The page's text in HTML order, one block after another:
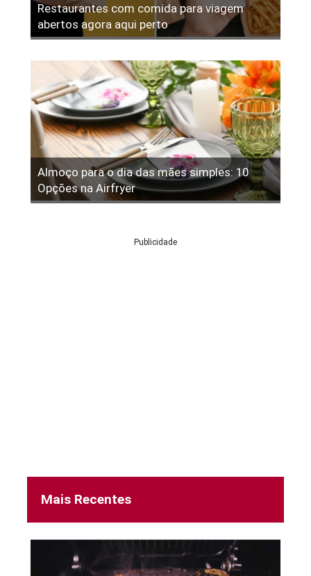
Restaurantes com comida para viagem
abertos agora aqui perto
Almoço para o dia das mães simples: 10
Opções na Airfryer
Publicidade
Mais Recentes